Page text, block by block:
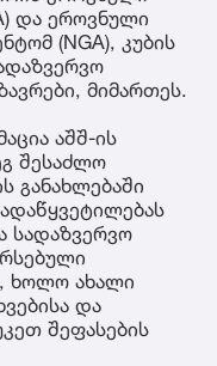
და ეროვნული
(NGA), კუბის
მიმართეს.
აშშ-ის
შესაძლო
განახლებაში
სადაზვერვო
ხოლო ახალი
და
შეფასების